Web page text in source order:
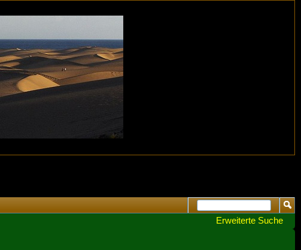
Erweiterte Suche